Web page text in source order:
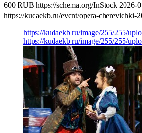
600 RUB https://schema.org/InStock 2026-
https://kudaekb.ru/event/opera-cherevichki-
https://kudaekb.ru/image/255/255/
https://kudaekb.ru/image/255/255/